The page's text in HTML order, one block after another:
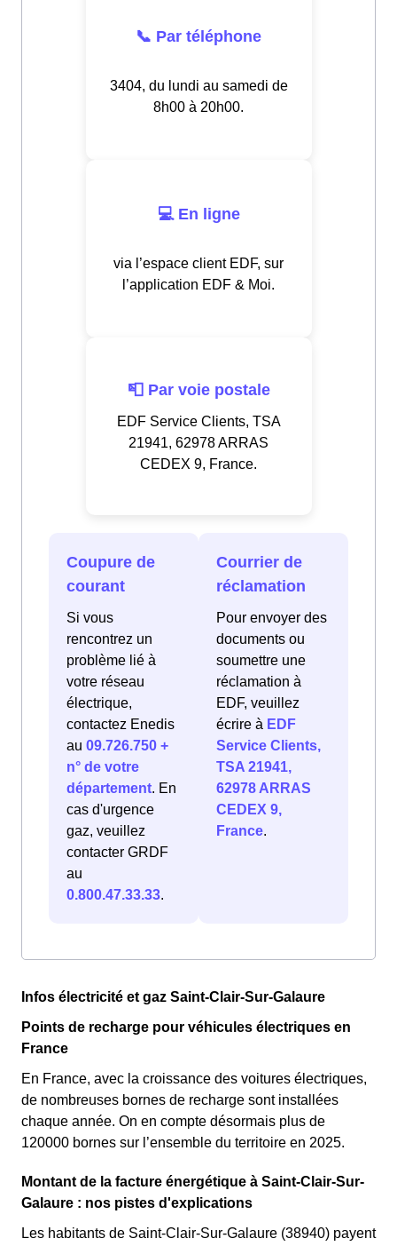
📞 Par téléphone
3404, du lundi au samedi de
8h00 à 20h00.
💻 En ligne
via l’espace client EDF, sur
l’application EDF & Moi.
📮 Par voie postale
EDF Service Clients, TSA
21941, 62978 ARRAS
CEDEX 9, France.
Coupure de
courant
Si vous
rencontrez un
problème lié à
votre réseau
électrique,
contactez Enedis
au 09.726.750 +
n° de votre
département. En
cas d'urgence
gaz, veuillez
contacter GRDF
au
0.800.47.33.33.
Courrier de
réclamation
Pour envoyer des
documents ou
soumettre une
réclamation à
EDF, veuillez
écrire à EDF
Service Clients,
TSA 21941,
62978 ARRAS
CEDEX 9,
France.
Infos électricité et gaz Saint-Clair-Sur-Galaure
Points de recharge pour véhicules électriques en
France
En France, avec la croissance des voitures électriques,
de nombreuses bornes de recharge sont installées
chaque année. On en compte désormais plus de
120000 bornes sur l’ensemble du territoire en 2025.
Montant de la facture énergétique à Saint-Clair-Sur-
Galaure : nos pistes d'explications
Les habitants de Saint-Clair-Sur-Galaure (38940) payent